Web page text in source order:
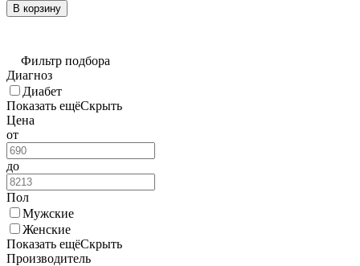
В корзину
Фильтр подбора
Диагноз
Диабет
Показать ещёСкрыть
Цена
от
до
Пол
Мужские
Женские
Показать ещёСкрыть
Производитель